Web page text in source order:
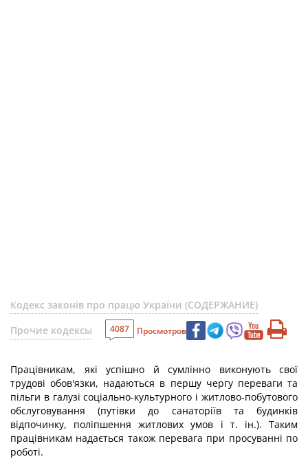
Кодекс законів про працю України (СОДЕРЖАНИЕ)
Прочие кодексы
4087 Просмотров
Працівникам, які успішно й сумлінно виконують свої
трудові обов'язки, надаються в першу чергу переваги та
пільги в галузі соціально-культурного і житлово-побутового
обслуговування (путівки до санаторіїв та будинків
відпочинку, поліпшення житлових умов і т. ін.). Таким
працівникам надається також перевага при просуванні по
роботі.